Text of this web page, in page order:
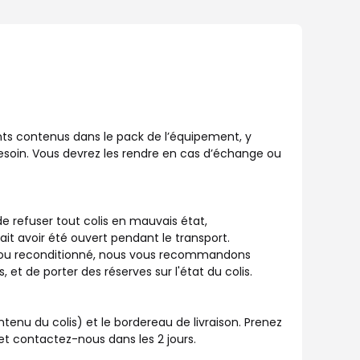
contenus dans le pack de l’équipement, y
Vous devrez les rendre en cas d’échange ou
refuser tout colis en mauvais état,
avoir été ouvert pendant le transport.
reconditionné, nous vous recommandons
et de porter des réserves sur l'état du colis.
du colis) et le bordereau de livraison. Prenez
contactez-nous dans les 2 jours.